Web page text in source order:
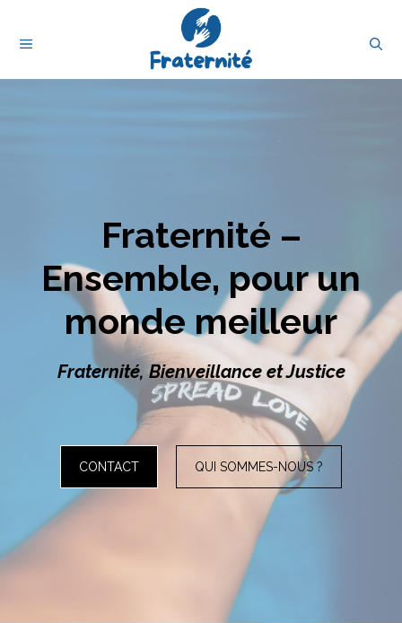
MENU
Fraternité –
Ensemble, pour un
monde meilleur
Fraternité, Bienveillance et Justice
CONTACT QUI SOMMES-NOUS ?